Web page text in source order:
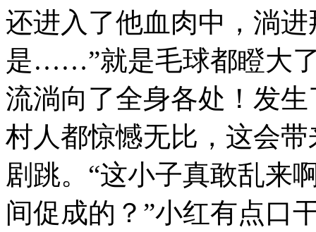
还进入了他血肉中，淌
是……”就是毛球都瞪大
流淌向了全身各处！发
村人都惊憾无比，这会
剧跳。“这小子真敢乱来
间促成的？”小红有点口